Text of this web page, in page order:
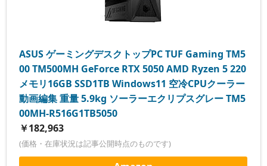
ASUS ゲーミングデスクトップPC TUF Gaming TM5
00 TM500MH GeForce RTX 5050 AMD Ryzen 5 220
メモリ16GB SSD1TB Windows11 空冷CPUクーラー
動画編集 重量 5.9kg ソーラーエクリプスグレー TM5
00MH-R516G1TB5050
￥182,963
(価格・在庫状況は記事公開時点のものです)